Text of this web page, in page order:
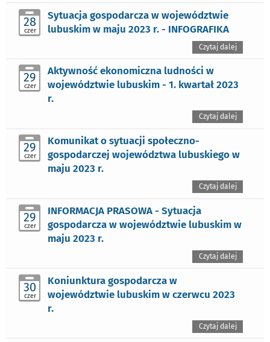
28
czer
Sytuacja gospodarcza w województwie
lubuskim w maju 2023 r. - INFOGRAFIKA
Czytaj dalej
29
czer
Aktywność ekonomiczna ludności w
województwie lubuskim - 1. kwartał 2023
r.
Czytaj dalej
29
czer
Komunikat o sytuacji społeczno-
gospodarczej województwa lubuskiego w
maju 2023 r.
Czytaj dalej
29
czer
INFORMACJA PRASOWA - Sytuacja
gospodarcza w województwie lubuskim w
maju 2023 r.
Czytaj dalej
30
czer
Koniunktura gospodarcza w
województwie lubuskim w czerwcu 2023
r.
Czytaj dalej